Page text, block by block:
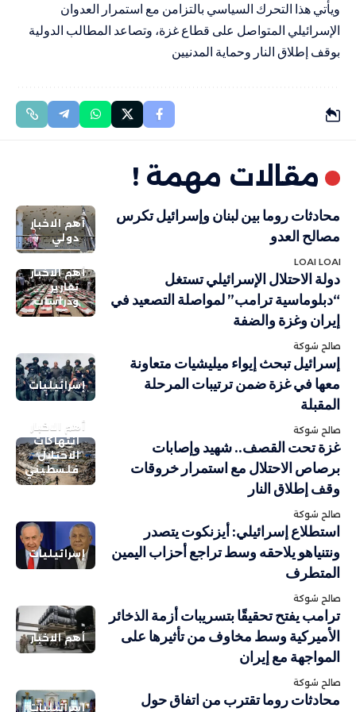
ويأتي هذا التحرك السياسي بالتزامن مع استمرار العدوان
الإسرائيلي المتواصل على قطاع غزة، وتصاعد المطالب الدولية
بوقف إطلاق النار وحماية المدنيين
مقالات مهمة !
أهم الاخبار
دولي
محادثات روما بين لبنان وإسرائيل تكرس
مصالح العدو
LOAI LOAI
أهم الاخبار
تقارير
ودراسات
دولة الاحتلال الإسرائيلي تستغل
“دبلوماسية ترامب” لمواصلة التصعيد في
إيران وغزة والضفة
صالح شوكة
إسرائيليات
إسرائيل تبحث إيواء ميليشيات متعاونة
معها في غزة ضمن ترتيبات المرحلة
المقبلة
صالح شوكة
أهم الاخبار
انتهاكات
الاحتلال
فلسطيني
غزة تحت القصف.. شهيد وإصابات
برصاص الاحتلال مع استمرار خروقات
وقف إطلاق النار
صالح شوكة
إسرائيليات
استطلاع إسرائيلي: أيزنكوت يتصدر
ونتنياهو يلاحقه وسط تراجع أحزاب اليمين
المتطرف
صالح شوكة
أهم الاخبار
ترامب يفتح تحقيقًا بتسريبات أزمة الذخائر
الأميركية وسط مخاوف من تأثيرها على
المواجهة مع إيران
صالح شوكة
إسرائيليات
محادثات روما تقترب من اتفاق حول